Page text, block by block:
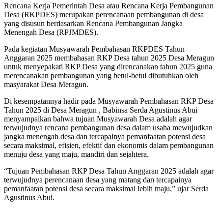
Rencana Kerja Pemerintah Desa atau Rencana Kerja Pembangunan
Desa (RKPDES) merupakan perencanaan pembangunan di desa
yang disusun berdasarkan Rencana Pembangunan Jangka
Menengah Desa (RPJMDES).
Pada kegiatan Musyawarah Pembahasan RKPDES Tahun
Anggaran 2025 membahasan RKP Desa tahun 2025 Desa Meragun
untuk menyepakati RKP Desa yang direncanakan tahun 2025 guna
merencanakan pembangunan yang betul-betul dibutuhkan oleh
masyarakat Desa Meragun.
Di kesempatannya hadir pada Musyawarah Pembahasan RKP Desa
Tahun 2025 di Desa Meragun , Babinsa Serda Agustinus Abui
menyampaikan bahwa tujuan Musyawarah Desa adalah agar
terwujudnya rencana pembangunan desa dalam usaha mewujudkan
jangka menengah desa dan tercapainya pemanfaatan potensi desa
secara maksimal, efisien, efektif dan ekonomis dalam pembangunan
menuju desa yang maju, mandiri dan sejahtera.
“Tujuan Pembahasan RKP Desa Tahun Anggaran 2025 adalah agar
terwujudnya perencanaan desa yang matang dan tercapainya
pemanfaatan potensi desa secara maksimal lebih maju,” ujar Serda
Agustinus Abui.